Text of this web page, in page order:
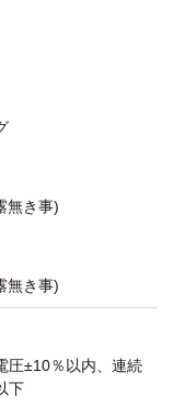
無き事)
無き事)
圧±10％以内、連続
下